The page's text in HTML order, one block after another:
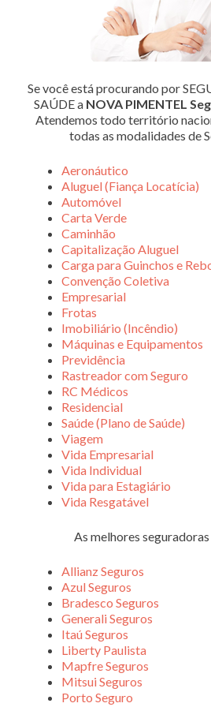
Se você está procurando por
SAÚDE a NOVA PIMENTEL
Atendemos todo território
todas as modalidades de
Aeronáutico
Aluguel (Fiança Locatícia)
Automóvel
Carta Verde
Caminhão
Capitalização Aluguel
Carga para Guinchos e
Convenção Coletiva
Empresarial
Frotas
Imobiliário (Incêndio)
Máquinas e Equipamentos
Previdência
Rastreador com Seguro
RC Médicos
Residencial
Saúde (Plano de Saúde)
Viagem
Vida Empresarial
Vida Individual
Vida para Estagiário
Vida Resgatável
As melhores
Allianz Seguros
Azul Seguros
Bradesco Seguros
Generali Seguros
Itaú Seguros
Liberty Paulista
Mapfre Seguros
Mitsui Seguros
Porto Seguro